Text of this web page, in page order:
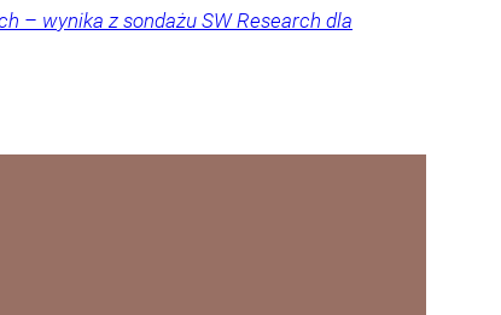
– wynika z sondażu SW Research dla